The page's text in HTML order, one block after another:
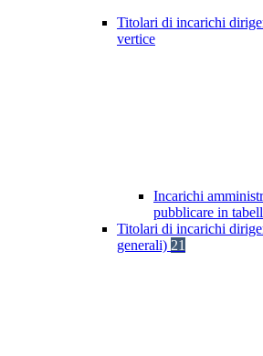
Titolari di incarichi
vertice
Incarichi
pubblicare in
Titolari di incarichi
generali) 21